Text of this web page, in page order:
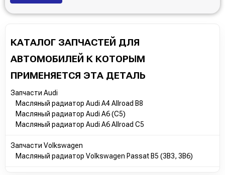
КАТАЛОГ ЗАПЧАСТЕЙ ДЛЯ
АВТОМОБИЛЕЙ К КОТОРЫМ
ПРИМЕНЯЕТСЯ ЭТА ДЕТАЛЬ
Запчасти Audi
Масляный радиатор Audi A4 Allroad B8
Масляный радиатор Audi A6 (C5)
Масляный радиатор Audi A6 Allroad C5
Запчасти Volkswagen
Масляный радиатор Volkswagen Passat B5 (3B3, 3B6)